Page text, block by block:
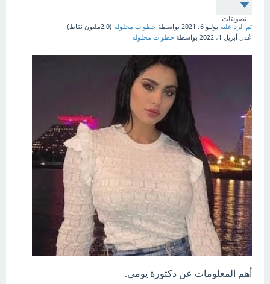
تصويتات
تم الرد عليه يوليو 6، 2021 بواسطة خطوات محلوله (2.0مليون
نقاط)
عُدل أبريل 1، 2022 بواسطة خطوات محلوله
أهم المعلومات عن دكتورة يومي.